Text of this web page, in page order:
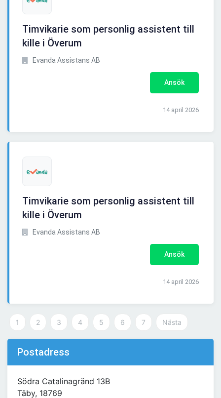
Timvikarie som personlig assistent till
kille i Överum
Evanda Assistans AB
Ansök
14 april 2026
Timvikarie som personlig assistent till
kille i Överum
Evanda Assistans AB
Ansök
14 april 2026
1 2 3 4 5 6 7 Nästa
Postadress
Södra Catalinagränd 13B
Täby, 18769